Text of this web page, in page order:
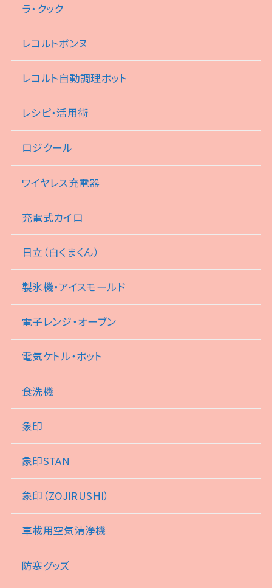
ラ・クック
レコルトボンヌ
レコルト自動調理ポット
レシピ・活用術
ロジクール
ワイヤレス充電器
充電式カイロ
日立（白くまくん）
製氷機・アイスモールド
電子レンジ・オーブン
電気ケトル・ポット
食洗機
象印
象印STAN
象印（ZOJIRUSHI）
車載用空気清浄機
防寒グッズ